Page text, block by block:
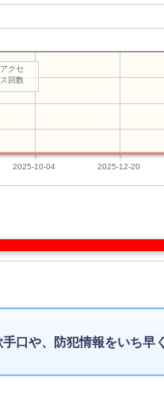
2025-10-04 2025-12-20
アクセ
ス回数
口や、防犯情報をいち早